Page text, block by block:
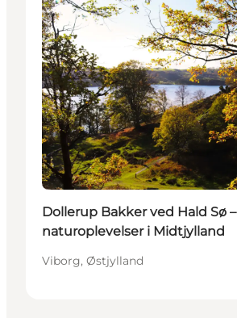
Dollerup Bakker ved Hald Sø –
naturoplevelser i Midtjylland
Viborg, Østjylland